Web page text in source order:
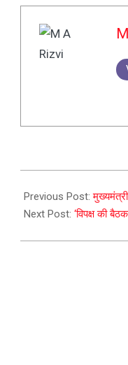
09-
01
Previous Post:
Next Post: ‘विपक्ष की